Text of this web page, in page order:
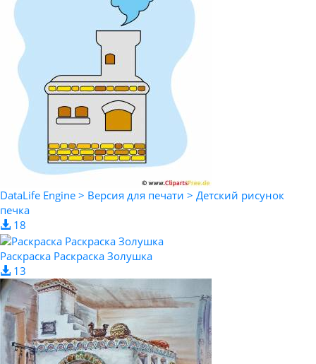
DataLife Engine > Версия для печати > Детский рисунок
печка
18
Раскраска Раскраска Золушка
13